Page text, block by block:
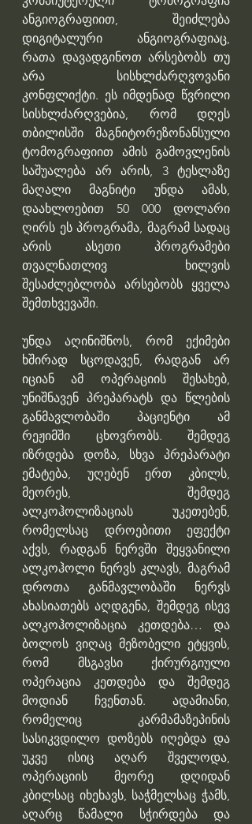
ანგიოგრაფიით, შეიძლება
დიგიტალური ანგიოგრაფიაც,
რათა დავადგინოთ არსებობს თუ
არა სისხლძარღვოვანი
კონფლიქტი. ეს იმდენად წვრილი
სისხლძარღვებია, რომ დღეს
თბილისში მაგნიტორეზონანსული
ტომოგრაფიით ამის გამოვლენის
საშუალება არ არის, 3 ტესლაზე
მაღალი მაგნიტი უნდა ამას,
დაახლოებით 50 000 დოლარი
ღირს ეს პროგრამა, მაგრამ სადაც
არის ასეთი პროგრამები
თვალნათლივ ხილვის
შესაძლებლობა არსებობს ყველა
შემთხვევაში.
უნდა აღინიშნოს, რომ ექიმები
ხშირად სცოდავენ, რადგან არ
იციან ამ ოპერაციის შესახებ,
უნიშნავენ პრეპარატს და წლების
განმავლობაში პაციენტი ამ
რეჟიმში ცხოვრობს. შემდეგ
იზრდება დოზა, სხვა პრეპარატი
ემატება, უღებენ ერთ კბილს,
მეორეს, შემდეგ
ალკოჰოლიზაციას უკეთებენ,
რომელსაც დროებითი ეფექტი
აქვს, რადგან ნერვში შეყვანილი
ალკოჰოლი ნერვს კლავს, მაგრამ
დროთა განმავლობაში ნერვს
ახასიათებს აღდგენა, შემდეგ ისევ
ალკოჰოლიზაცია კეთდება… და
ბოლოს ვიღაც მეზობელი ეტყვის,
რომ მსგავსი ქირურგიული
ოპერაცია კეთდება და შემდეგ
მოდიან ჩვენთან. ადამიანი,
რომელიც კარმამაზეპინის
სასიკვდილო დოზებს იღებდა და
უკვე ისიც აღარ შველოდა,
ოპერაციის მეორე დღიდან
კბილსაც იხეხავს, საჭმელსაც ჭამს,
აღარც წამალი სჭირდება და